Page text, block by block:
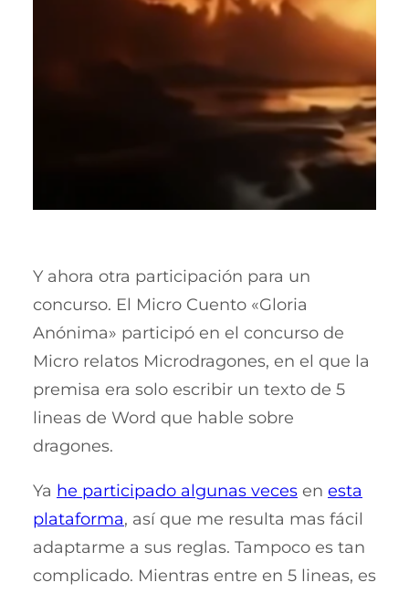
Y ahora otra participación para un
concurso. El Micro Cuento «Gloria
Anónima» participó en el concurso de
Micro relatos Microdragones, en el que la
premisa era solo escribir un texto de 5
lineas de Word que hable sobre
dragones.
Ya he participado algunas veces en esta
plataforma, así que me resulta mas fácil
adaptarme a sus reglas. Tampoco es tan
complicado. Mientras entre en 5 lineas, es